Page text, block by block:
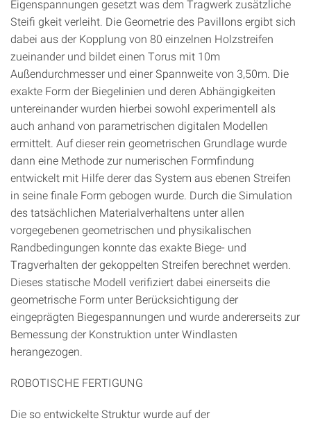
Eigenspannungen gesetzt was dem Tragwerk zusätzliche
Steiﬁ gkeit verleiht. Die Geometrie des Pavillons ergibt sich
dabei aus der Kopplung von 80 einzelnen Holzstreifen
zueinander und bildet einen Torus mit 10m
Außendurchmesser und einer Spannweite von 3,50m. Die
exakte Form der Biegelinien und deren Abhängigkeiten
untereinander wurden hierbei sowohl experimentell als
auch anhand von parametrischen digitalen Modellen
ermittelt. Auf dieser rein geometrischen Grundlage wurde
dann eine Methode zur numerischen Formﬁndung
entwickelt mit Hilfe derer das System aus ebenen Streifen
in seine ﬁnale Form gebogen wurde. Durch die Simulation
des tatsächlichen Materialverhaltens unter allen
vorgegebenen geometrischen und physikalischen
Randbedingungen konnte das exakte Biege- und
Tragverhalten der gekoppelten Streifen berechnet werden.
Dieses statische Modell veriﬁziert dabei einerseits die
geometrische Form unter Berücksichtigung der
eingeprägten Biegespannungen und wurde andererseits zur
Bemessung der Konstruktion unter Windlasten
herangezogen.
ROBOTISCHE FERTIGUNG
Die so entwickelte Struktur wurde auf der